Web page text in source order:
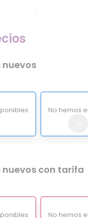
nuevos
No hemos
nuevos con tarifa
No hemos